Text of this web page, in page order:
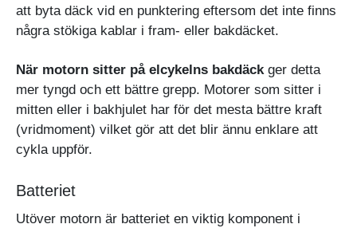
att byta däck vid en punktering eftersom det inte finns
några stökiga kablar i fram- eller bakdäcket.
När motorn sitter på elcykelns bakdäck ger detta
mer tyngd och ett bättre grepp. Motorer som sitter i
mitten eller i bakhjulet har för det mesta bättre kraft
(vridmoment) vilket gör att det blir ännu enklare att
cykla uppför.
Batteriet
Utöver motorn är batteriet en viktig komponent i